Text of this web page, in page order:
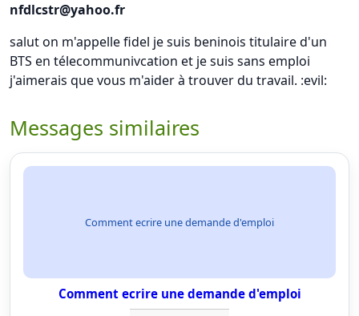
nfdlcstr@yahoo.fr
salut on m'appelle fidel je suis beninois titulaire d'un
BTS en télecommunivcation et je suis sans emploi
j'aimerais que vous m'aider à trouver du travail. :evil:
Messages similaires
Comment ecrire une demande d'emploi
Comment ecrire une demande d'emploi